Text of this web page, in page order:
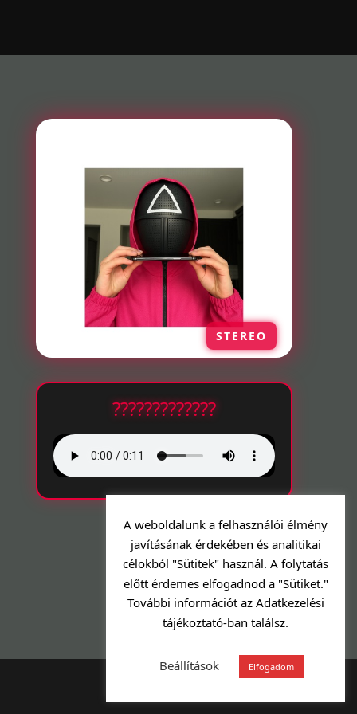
STEREO
?????????????
A weboldalunk a felhasználói élmény
javításának érdekében és analitikai
célokból "Sütitek" használ. A folytatás
előtt érdemes elfogadnod a "Sütiket."
További információt az Adatkezelési
tájékoztató-ban találsz.
Beállítások Elfogadom